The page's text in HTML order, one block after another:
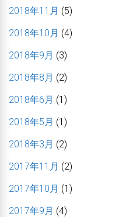
2018年11月 (5)
2018年10月 (4)
2018年9月 (3)
2018年8月 (2)
2018年6月 (1)
2018年5月 (1)
2018年3月 (2)
2017年11月 (2)
2017年10月 (1)
2017年9月 (4)